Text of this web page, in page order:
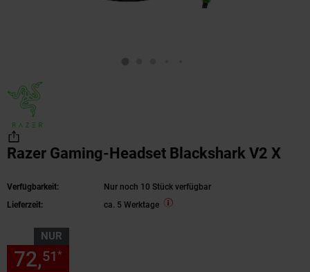
Razer Gaming-Headset Blackshark V2 X
Verfügbarkeit:
Nur noch 10 Stück verfügbar
Lieferzeit:
ca. 5 Werktage
NUR
72,51*